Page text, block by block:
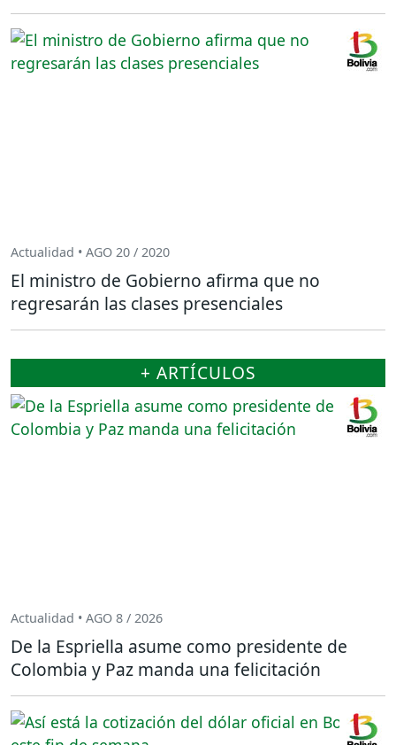
Actualidad • AGO 20 / 2020
El ministro de Gobierno afirma que no
regresarán las clases presenciales
+ ARTÍCULOS
Actualidad • AGO 8 / 2026
De la Espriella asume como presidente de
Colombia y Paz manda una felicitación